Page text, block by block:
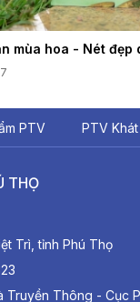
mùa hoa - Nét đẹp
PTV PTV
THỌ
Trì, tỉnh Phú Thọ
Thông - Cục